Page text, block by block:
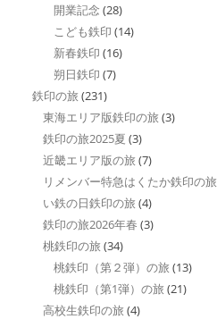
開業記念 (28)
こども鉄印 (14)
新春鉄印 (16)
朔日鉄印 (7)
鉄印の旅 (231)
東海エリア版鉄印の旅 (3)
鉄印の旅2025夏 (3)
近畿エリア版の旅 (7)
リメンバー特急はくたか鉄印の旅
い鉄の日鉄印の旅 (4)
鉄印の旅2026年春 (3)
桃鉄印の旅 (34)
桃鉄印（第２弾）の旅 (13)
桃鉄印（第1弾）の旅 (21)
高校生鉄印の旅 (4)